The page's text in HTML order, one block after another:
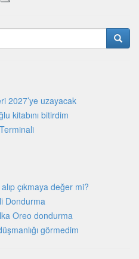
2027’ye uzayacak
kitabını bitirdim
çıkmaya değer mi?
Dondurma
Oreo dondurma
görmedim